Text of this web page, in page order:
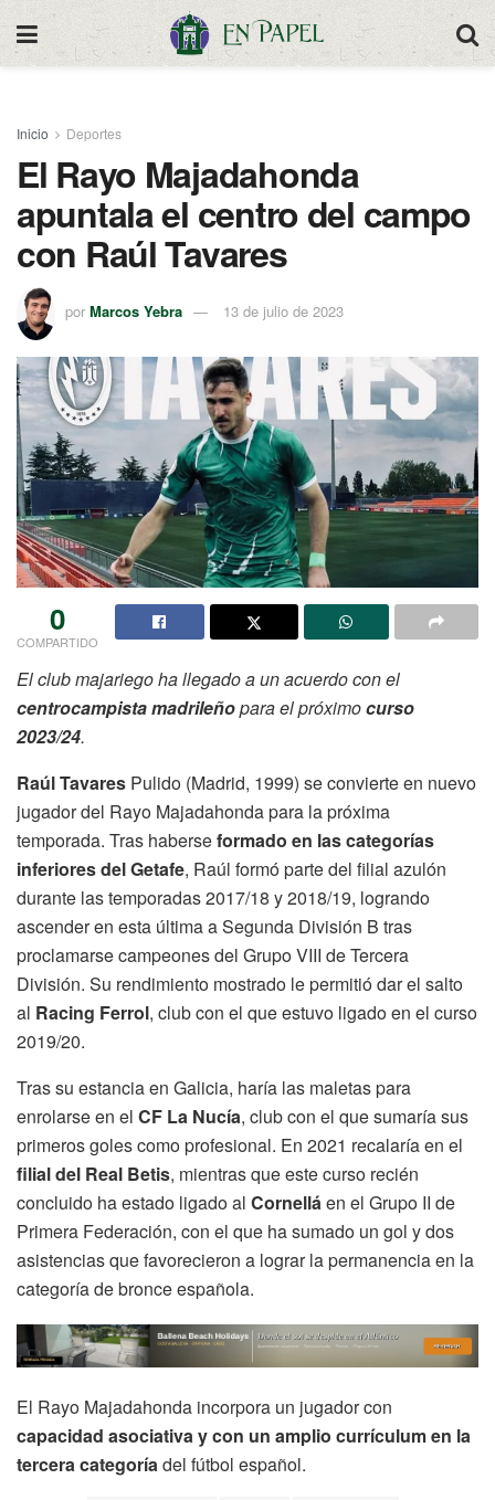
Inicio Deportes
El Rayo Majadahonda
apuntala el centro del campo
con Raúl Tavares
por Marcos Yebra 13 de julio de 2023
0
COMPARTIDO
El club majariego ha llegado a un acuerdo con el
centrocampista madrileñopara el próximocurso
2023/24.
Raúl Tavares Pulido (Madrid, 1999) se convierte en nuevo
jugador del Rayo Majadahonda para la próxima
temporada. Tras haberseformado en las categorías
inferiores del Getafe, Raúl formó parte del filial azulón
durante las temporadas 2017/18 y 2018/19, logrando
ascender en esta última a Segunda División B tras
proclamarse campeones del Grupo VIII de Tercera
División. Su rendimiento mostrado le permitió dar el salto
al Racing Ferrol, club con el que estuvo ligado en el curso
2019/20.
Tras su estancia en Galicia, haría las maletas para
enrolarse en el CF La Nucía, club con el que sumaría sus
primeros goles como profesional. En 2021 recalaría en el
filial del Real Betis, mientras que este curso recién
concluido ha estado ligado al Cornelláen el Grupo II de
Primera Federación, con el que ha sumado un gol y dos
asistencias que favorecieron a lograr la permanencia en la
categoría de bronce española.
El Rayo Majadahonda incorpora un jugador con
capacidad asociativa y con un amplio currículum en la
tercera categoríadel fútbol español.